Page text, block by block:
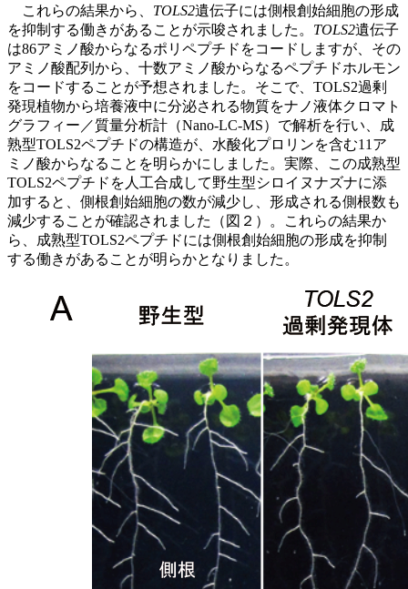
これらの結果から、 TOLS2遺伝子には側根創始細胞の形成
を抑制する働きがあることが示唆されました。 TOLS2遺伝子
は86アミノ酸からなるポリペプチドをコードしますが、その
アミノ酸配列から、十数アミノ酸からなるペプチドホルモン
をコードすることが予想されました。そこで、TOLS2過剰
発現植物から培養液中に分泌される物質をナノ液体クロマト
グラフィー／質量分析計（Nano-LC-MS）で解析を行い、成
熟型TOLS2ペプチドの構造が、水酸化プロリンを含む11ア
ミノ酸からなることを明らかにしました。実際、この成熟型
TOLS2ペプチドを人工合成して野生型シロイヌナズナに添
加すると、側根創始細胞の数が減少し、形成される側根数も
減少することが確認されました（図２）。これらの結果か
ら、成熟型TOLS2ペプチドには側根創始細胞の形成を抑制
する働きがあることが明らかとなりました。